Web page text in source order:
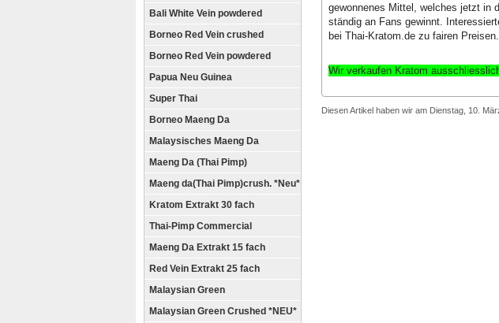
Bali White Vein powdered
Borneo Red Vein crushed
Borneo Red Vein powdered
Papua Neu Guinea
Super Thai
Borneo Maeng Da
Malaysisches Maeng Da
Maeng Da (Thai Pimp)
Maeng da(Thai Pimp)crush. *Neu*
Kratom Extrakt 30 fach
Thai-Pimp Commercial
Maeng Da Extrakt 15 fach
Red Vein Extrakt 25 fach
Malaysian Green
Malaysian Green Crushed *NEU*
gewonnenes Mittel, welches jetzt in
ständig an Fans gewinnt.
bei Thai-Kratom.de zu fairen Preisen.
Wir verkaufen Kratom
Diesen Artikel haben wir am Dienstag, 10.